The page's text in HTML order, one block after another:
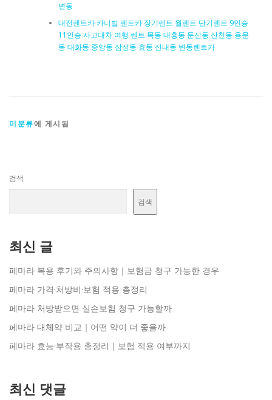
변동
대전렌트카 카니발 렌트카 장기렌트 월렌트 단기렌트 9인승
11인승 사고대차 여행 렌트 목동 대흥동 둔산동 산천동 용문
동 대화동 중앙동 삼성동 효동 산내동 변동렌트카
미분류에 게시됨
검색
검색
최신 글
페마라 복용 후기와 주의사항｜보험금 청구 가능한 경우
페마라 가격·처방비·보험 적용 총정리
페마라 처방받으면 실손보험 청구 가능할까
페마라 대체약 비교｜어떤 약이 더 좋을까
페마라 효능·부작용 총정리｜보험 적용 여부까지
최신 댓글